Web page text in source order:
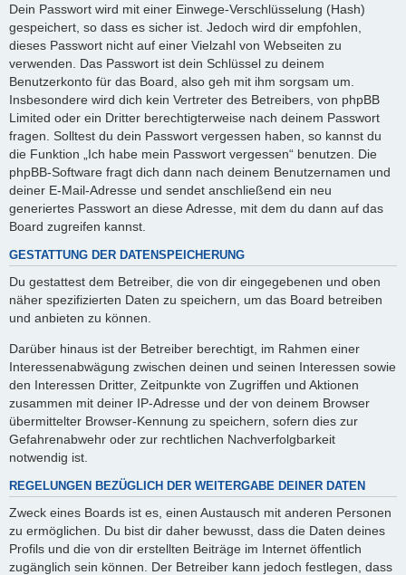
Dein Passwort wird mit einer Einwege-Verschlüsselung (Hash)
gespeichert, so dass es sicher ist. Jedoch wird dir empfohlen,
dieses Passwort nicht auf einer Vielzahl von Webseiten zu
verwenden. Das Passwort ist dein Schlüssel zu deinem
Benutzerkonto für das Board, also geh mit ihm sorgsam um.
Insbesondere wird dich kein Vertreter des Betreibers, von phpBB
Limited oder ein Dritter berechtigterweise nach deinem Passwort
fragen. Solltest du dein Passwort vergessen haben, so kannst du
die Funktion „Ich habe mein Passwort vergessen“ benutzen. Die
phpBB-Software fragt dich dann nach deinem Benutzernamen und
deiner E-Mail-Adresse und sendet anschließend ein neu
generiertes Passwort an diese Adresse, mit dem du dann auf das
Board zugreifen kannst.
GESTATTUNG DER DATENSPEICHERUNG
Du gestattest dem Betreiber, die von dir eingegebenen und oben
näher spezifizierten Daten zu speichern, um das Board betreiben
und anbieten zu können.
Darüber hinaus ist der Betreiber berechtigt, im Rahmen einer
Interessenabwägung zwischen deinen und seinen Interessen sowie
den Interessen Dritter, Zeitpunkte von Zugriffen und Aktionen
zusammen mit deiner IP-Adresse und der von deinem Browser
übermittelter Browser-Kennung zu speichern, sofern dies zur
Gefahrenabwehr oder zur rechtlichen Nachverfolgbarkeit
notwendig ist.
REGELUNGEN BEZÜGLICH DER WEITERGABE DEINER DATEN
Zweck eines Boards ist es, einen Austausch mit anderen Personen
zu ermöglichen. Du bist dir daher bewusst, dass die Daten deines
Profils und die von dir erstellten Beiträge im Internet öffentlich
zugänglich sein können. Der Betreiber kann jedoch festlegen, dass